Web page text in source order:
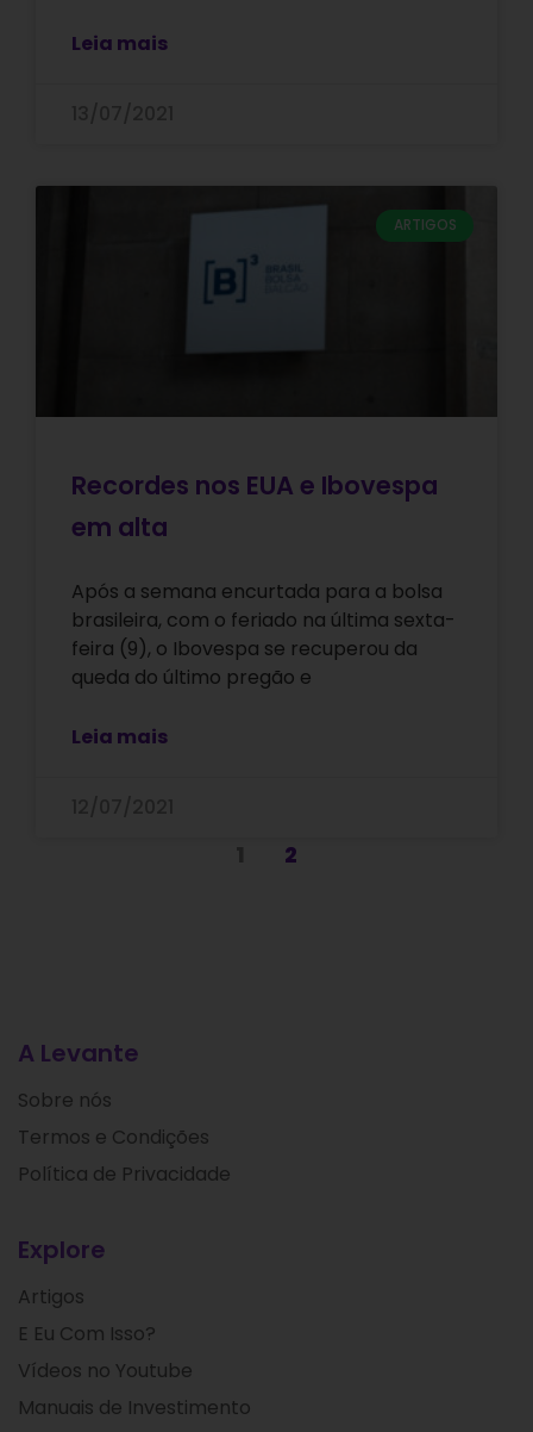
Leia mais
ARTIGOS
Recordes nos EUA e Ibovespa
em alta
Após a semana encurtada para a bolsa
brasileira, com o feriado na última sexta-
feira (9), o Ibovespa se recuperou da
queda do último pregão e
Leia mais
2
A Levante
Sobre nós
Termos e Condições
Política de Privacidade
Explore
Artigos
E Eu Com Isso?
Vídeos no Youtube
Manuais de Investimento